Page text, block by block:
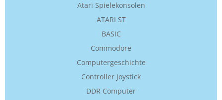
Atari Spielekonsolen
ATARI ST
BASIC
Commodore
Computergeschichte
Controller Joystick
DDR Computer